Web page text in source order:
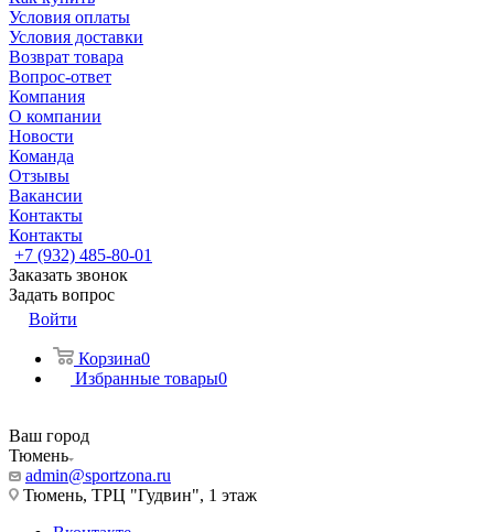
Условия оплаты
Условия доставки
Возврат товара
Вопрос-ответ
Компания
О компании
Новости
Команда
Отзывы
Вакансии
Контакты
Контакты
+7 (932) 485-80-01
Заказать звонок
Задать вопрос
Войти
Корзина0
Избранные товары0
Ваш город
Тюмень
admin@sportzona.ru
Тюмень, ТРЦ "Гудвин", 1 этаж